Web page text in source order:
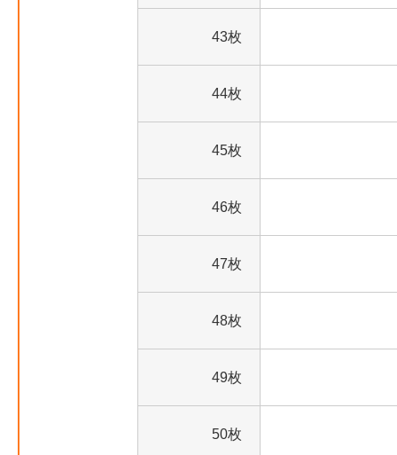
43枚
44枚
45枚
46枚
47枚
48枚
49枚
50枚